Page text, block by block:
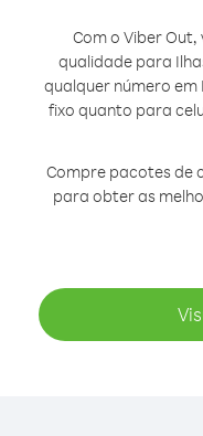
Com o Viber
qualidade para
qualquer número
fixo quanto para
Compre pacotes de
para obter as